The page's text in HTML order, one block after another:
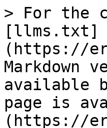
> For the
[llms.txt]
(https://
Markdown
available
page is
(https://